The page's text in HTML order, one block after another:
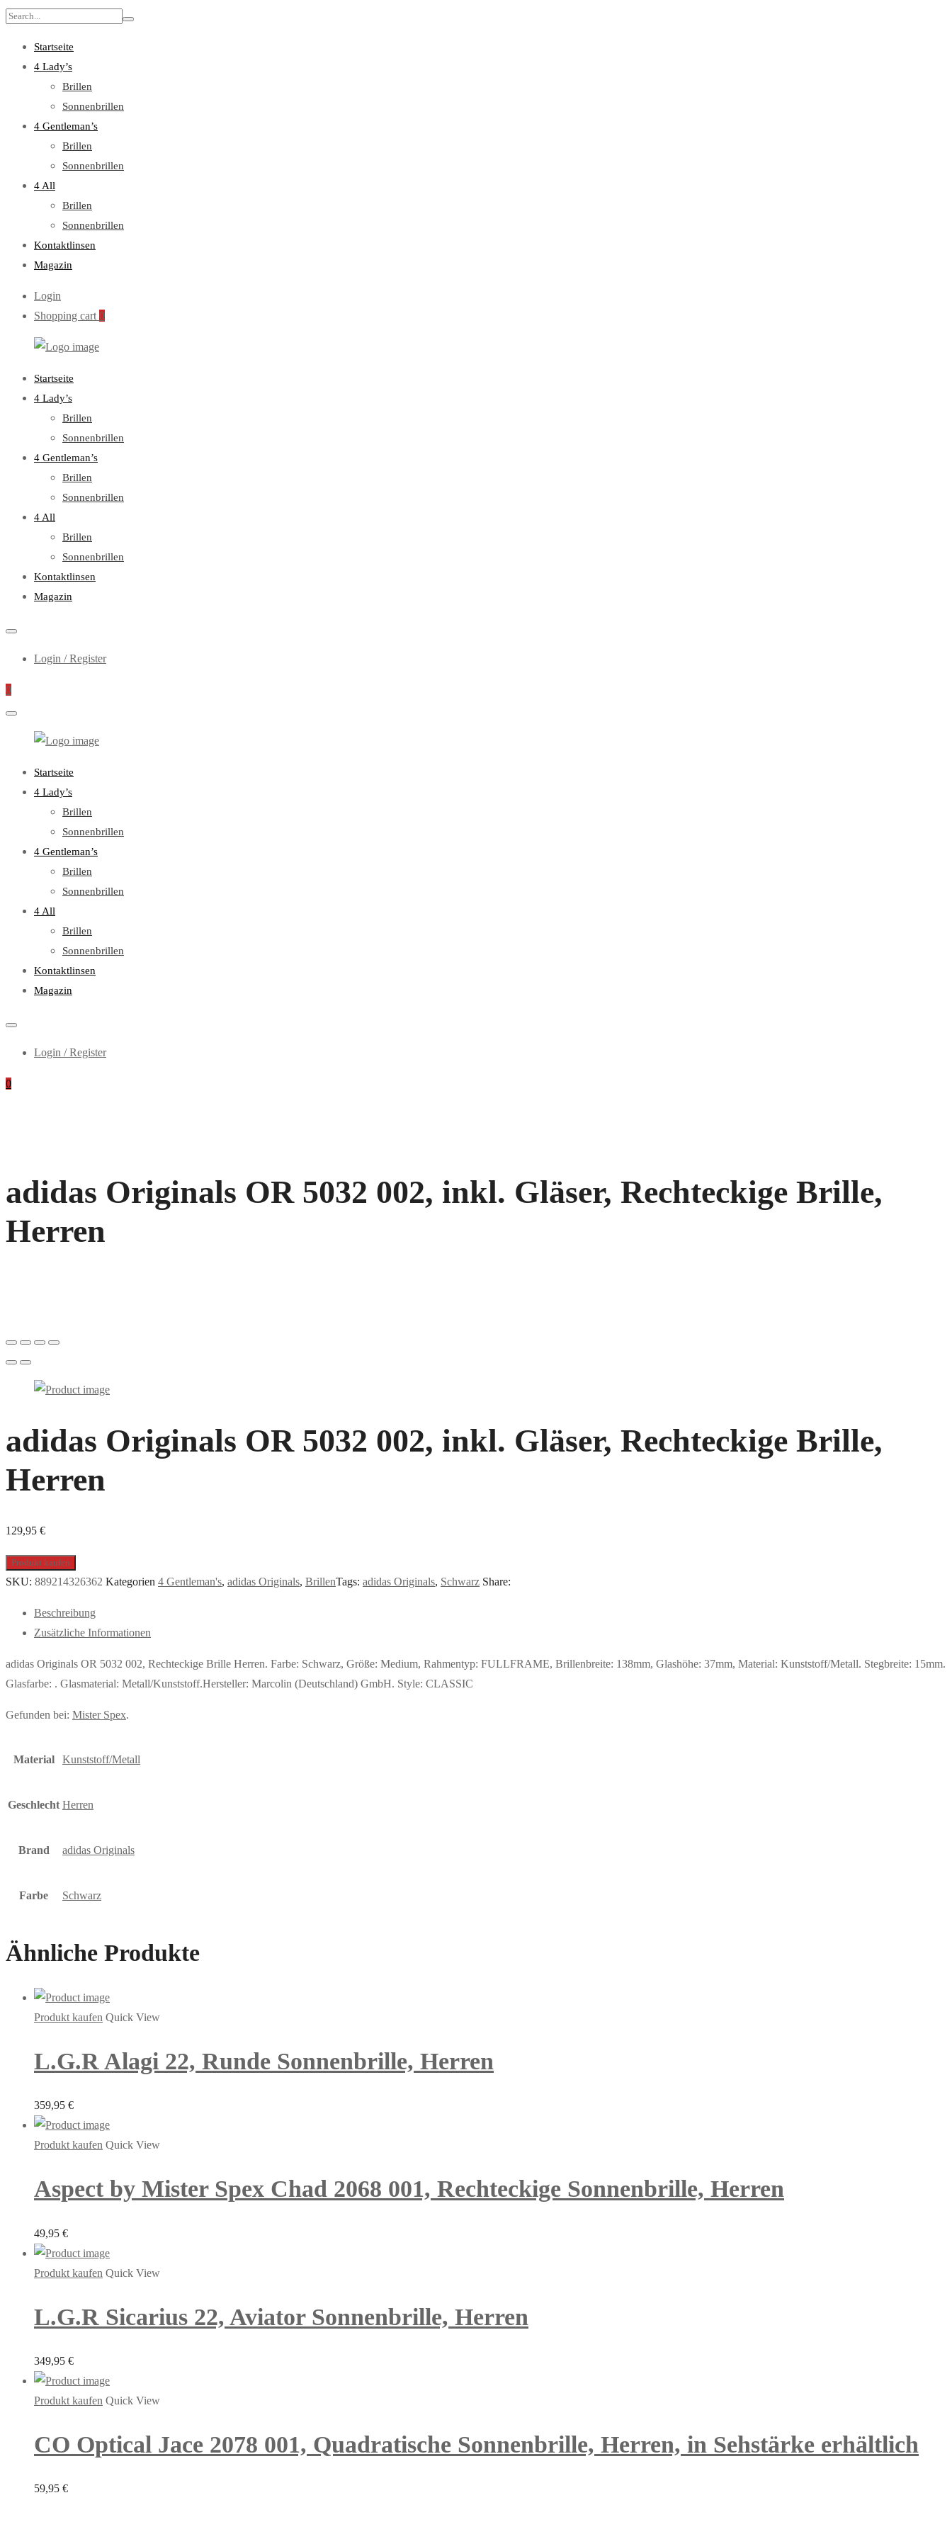
Search
Startseite
4 Lady’s
Brillen
Sonnenbrillen
4 Gentleman’s
Brillen
Sonnenbrillen
4 All
Brillen
Sonnenbrillen
Kontaktlinsen
Magazin
Login
Shopping cart 0
Primary
Menu
Startseite
4 Lady’s
Brillen
Sonnenbrillen
4 Gentleman’s
Brillen
Sonnenbrillen
4 All
Brillen
Sonnenbrillen
Kontaktlinsen
Magazin
Login / Register
0
Primary
Menu
Startseite
4 Lady’s
Brillen
Sonnenbrillen
4 Gentleman’s
Brillen
Sonnenbrillen
4 All
Brillen
Sonnenbrillen
Kontaktlinsen
Magazin
Login / Register
0
adidas Originals OR 5032 002, inkl. Gläser, Rechteckige Brille,
Herren
adidas Originals OR 5032 002, inkl. Gläser, Rechteckige Brille,
Herren
129,95 €
Produkt kaufen
SKU: 889214326362 Kategorien 4 Gentleman's, adidas Originals, BrillenTags: adidas Originals, Schwarz Share:
Beschreibung
Zusätzliche Informationen
adidas Originals OR 5032 002, Rechteckige Brille Herren. Farbe: Schwarz, Größe: Medium, Rahmentyp: FULLFRAME, Brillenbreite: 138mm, Glashöhe: 37mm, Material: Kunststoff/Metall. Stegbreite: 15mm.
Glasfarbe: . Glasmaterial: Metall/Kunststoff.Hersteller: Marcolin (Deutschland) GmbH. Style: CLASSIC
Gefunden bei: Mister Spex.
Material Kunststoff/Metall
Geschlecht Herren
Brand adidas Originals
Farbe Schwarz
Ähnliche Produkte
Produkt kaufen Quick View
L.G.R Alagi 22, Runde Sonnenbrille, Herren
359,95 €
Produkt kaufen Quick View
Aspect by Mister Spex Chad 2068 001, Rechteckige Sonnenbrille, Herren
49,95 €
Produkt kaufen Quick View
L.G.R Sicarius 22, Aviator Sonnenbrille, Herren
349,95 €
Produkt kaufen Quick View
CO Optical Jace 2078 001, Quadratische Sonnenbrille, Herren, in Sehstärke erhältlich
59,95 €